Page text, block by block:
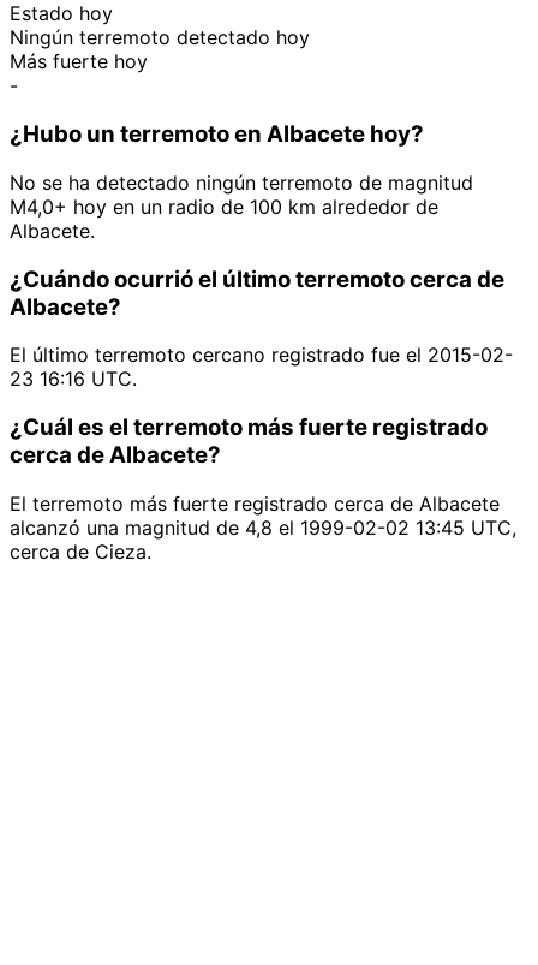
Estado hoy
Ningún terremoto detectado hoy
Más fuerte hoy
-
¿Hubo un terremoto en Albacete hoy?
No se ha detectado ningún terremoto de magnitud
M4,0+ hoy en un radio de 100 km alrededor de
Albacete.
¿Cuándo ocurrió el último terremoto cerca de
Albacete?
El último terremoto cercano registrado fue el 2015-02-
23 16:16 UTC.
¿Cuál es el terremoto más fuerte registrado
cerca de Albacete?
El terremoto más fuerte registrado cerca de Albacete
alcanzó una magnitud de 4,8 el 1999-02-02 13:45 UTC,
cerca de Cieza.